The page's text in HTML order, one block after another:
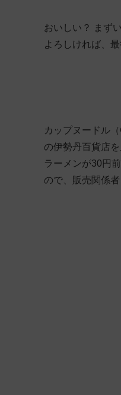
おいしい？ まず
よろしければ、
カップヌードル
の伊勢丹百貨店
ラーメンが30円
ので、販売関係